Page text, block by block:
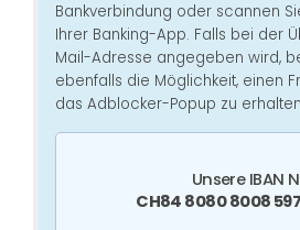
Bankverbindung oder scannen
Ihrer Banking-App. Falls bei der
Mail-Adresse angegeben wird,
ebenfalls die Möglichkeit, einen
das Adblocker-Popup zu
Unsere IBAN
CH84 8080 8008